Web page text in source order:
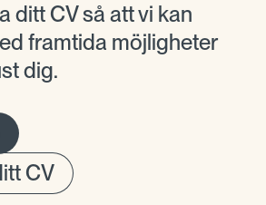
ditt CV så att vi kan
framtida möjligheter
dig.
CV